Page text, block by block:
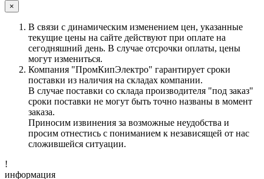
×
В связи с динамическим изменением цен, указанные
текущие цены на сайте действуют при оплате на
сегодняшний день. В случае отсрочки оплаты, цены
могут измениться.
Компания "ПромКипЭлектро" гарантирует сроки
поставки из наличия на складах компании.
В случае поставки со склада производителя "под заказ"
сроки поставки не могут быть точно названы в момент
заказа.
Приносим извинения за возможные неудобства и
просим отнестись с пониманием к независящей от нас
сложившейся ситуации.
!
информация